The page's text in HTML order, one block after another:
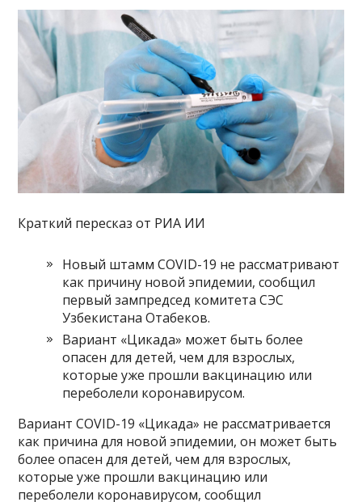
Краткий пересказ от РИА ИИ
Новый штамм COVID-19 не рассматривают
как причину новой эпидемии, сообщил
первый зампредсед комитета СЭС
Узбекистана Отабеков.
Вариант «Цикада» может быть более
опасен для детей, чем для взрослых,
которые уже прошли вакцинацию или
переболели коронавирусом.
Вариант COVID-19 «Цикада» не рассматривается
как причина для новой эпидемии, он может быть
более опасен для детей, чем для взрослых,
которые уже прошли вакцинацию или
переболели коронавирусом, сообщил